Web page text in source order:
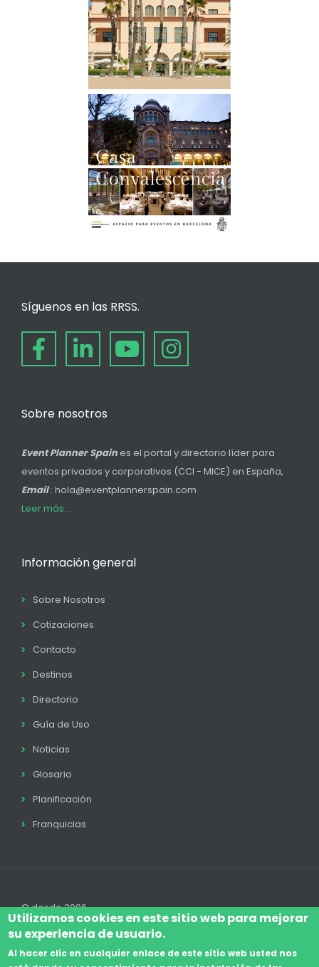
Síguenos en las RRSS.
Sobre nosotros
Event Planner Spain es el portal y directorio líder para
eventos privados y corporativos (CCI - MICE) en España,
Email: hola@eventplannerspain.com
Leer más...
Información general
Sobre Nosotros
Cotizaciones
Contacto
Destinos
Directorio
Guía de Uso
Noticias
Glosario
Planificación
Franquicias
© desde 2006
Utilizamos cookies en este sitio web para mejorar
su experiencia de usuario.
Al hacer clic en cualquier enlace de este sitio web usted nos